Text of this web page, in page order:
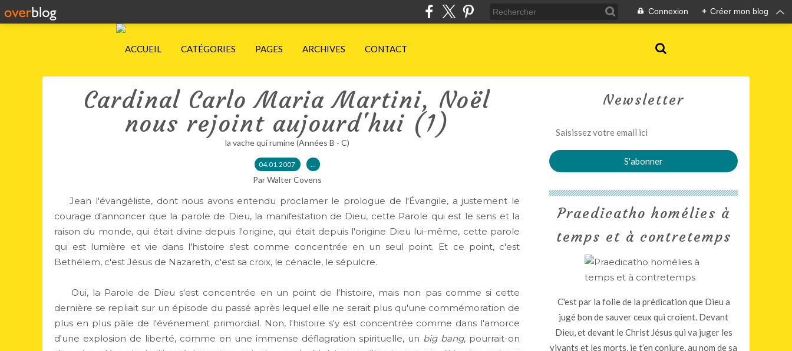
Connexion + Créer mon blog
ACCUEIL CATÉGORIES PAGES ARCHIVES CONTACT
Cardinal Carlo Maria Martini, Noël
nous rejoint aujourd'hui (1)
la vache qui rumine (Années B - C)
04.01.2007 …
Par Walter Covens
Jean l'évangéliste, dont nous avons entendu proclamer le prologue de l'Évangile, a justement le
courage d'annoncer que la parole de Dieu, la manifestation de Dieu, cette Parole qui est le sens et la
raison du monde, qui était divine depuis l'origine, qui était depuis l'origine Dieu lui-même, cette parole
qui est lumière et vie dans l'histoire s'est comme concentrée en un seul point. Et ce point, c'est
Bethélem, c'est Jésus de Nazareth, c'est sa croix, le cénacle, le sépulcre.
Oui, la Parole de Dieu s'est concentrée en un point de l'histoire, mais non pas comme si cette
dernière se repliait sur un épisode du passé après lequel elle ne serait plus qu'une commémoration de
plus en plus pâle de l'événement primordial. Non, l'histoire s'y est concentrée comme dans l'amorce
d'une explosion de liberté, comme en une immense déflagration spirituelle, un big bang, pourrait-on
Newsletter
Praedicatho homélies à
temps et à contretemps
C'est par la folie de la prédication que Dieu a
jugé bon de sauver ceux qui croient. Devant
Dieu, et devant le Christ Jésus qui va juger les
vivants et les morts, je t’en conjure, au nom de sa